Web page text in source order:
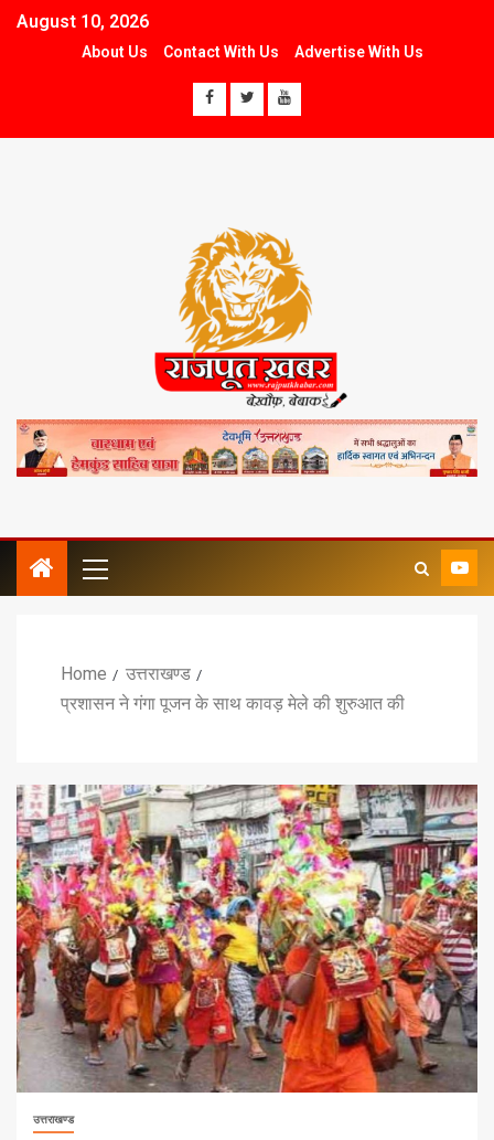
August 10, 2026
About Us Contact With Us Advertise With Us
Home
उत्तराखण्ड
प्रशासन ने गंगा पूजन के साथ कावड़ मेले की शुरुआत की
उत्तराखण्ड